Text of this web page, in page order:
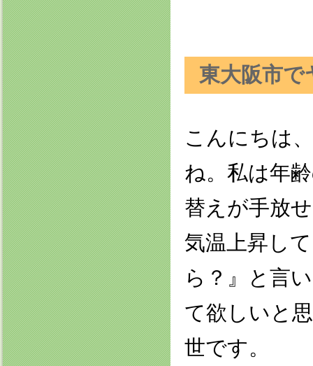
東大阪市
こんにちは
ね。私は年
替えが手放
気温上昇し
ら？』と言
て欲しいと
世です。